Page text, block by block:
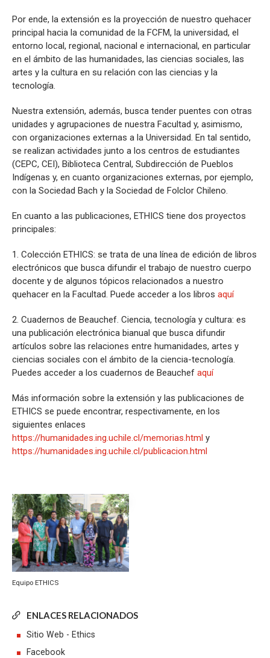
Equipo ETHICS
ENLACES RELACIONADOS
Sitio Web - Ethics
Facebook
Por ende, la extensión es la proyección de nuestro quehacer
principal hacia la comunidad de la FCFM, la universidad, el
entorno local, regional, nacional e internacional, en particular
en el ámbito de las humanidades, las ciencias sociales, las
artes y la cultura en su relación con las ciencias y la
tecnología.
Nuestra extensión, además, busca tender puentes con otras
unidades y agrupaciones de nuestra Facultad y, asimismo,
con organizaciones externas a la Universidad. En tal sentido,
se realizan actividades junto a los centros de estudiantes
(CEPC, CEI), Biblioteca Central, Subdirección de Pueblos
Indígenas y, en cuanto organizaciones externas, por ejemplo,
con la Sociedad Bach y la Sociedad de Folclor Chileno.
En cuanto a las publicaciones, ETHICS tiene dos proyectos
principales:
1. Colección ETHICS: se trata de una línea de edición de libros
electrónicos que busca difundir el trabajo de nuestro cuerpo
docente y de algunos tópicos relacionados a nuestro
quehacer en la Facultad. Puede acceder a los libros aquí
2. Cuadernos de Beauchef. Ciencia, tecnología y cultura: es
una publicación electrónica bianual que busca difundir
artículos sobre las relaciones entre humanidades, artes y
ciencias sociales con el ámbito de la ciencia-tecnología.
Puedes acceder a los cuadernos de Beauchef aquí
Más información sobre la extensión y las publicaciones de
ETHICS se puede encontrar, respectivamente, en los
siguientes enlaces
https://humanidades.ing.uchile.cl/memorias.html y
https://humanidades.ing.uchile.cl/publicacion.html